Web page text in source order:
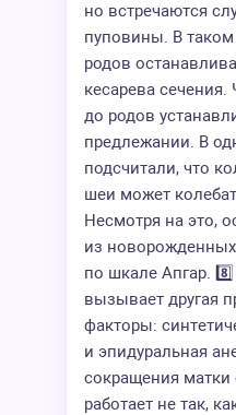
но встречаются
пуповины. В таком
родов
кесарева сечения.
до родов
предлежании. В
подсчитали, что
шеи может
Несмотря на это,
из
по шкале Апгар.
вызывает другая
факторы:
и эпидуральная
сокращения
работает не так,